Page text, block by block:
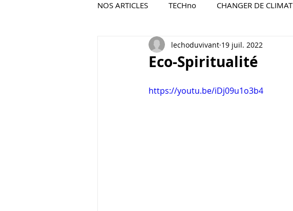
NOS ARTICLES TECHno CHANGER DE CLIMAT
POESIE ET VISUELS
Eco-Spiritualité
lechoduvivant 19 juil. 2022
https://youtu.be/iDj09u1o3b4